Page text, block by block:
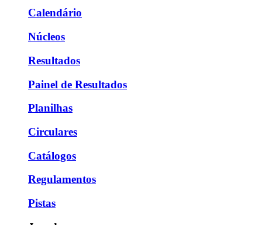
Calendário
Núcleos
Resultados
Painel de Resultados
Planilhas
Circulares
Catálogos
Regulamentos
Pistas